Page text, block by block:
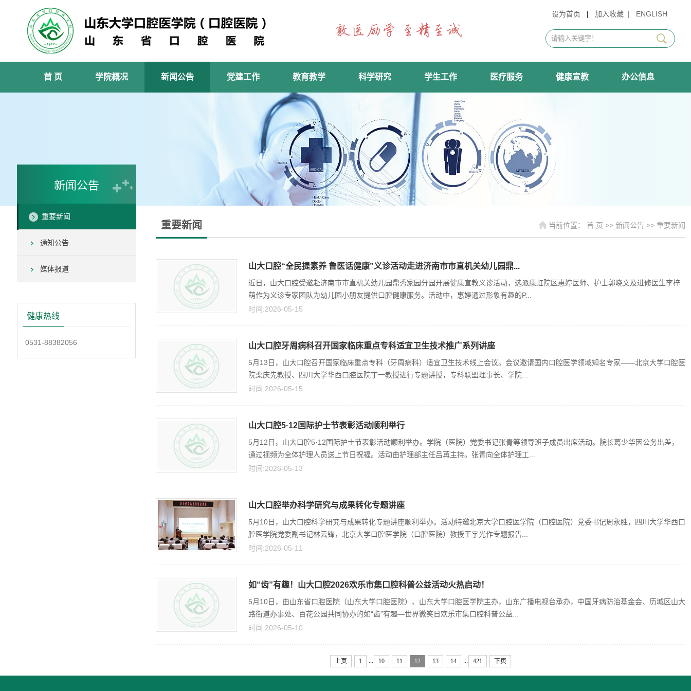
设为首页 | 加入收藏 | ENGLISH
首 页 学院概况 新闻公告 党建工作 教育教学 科学研究 学生工作 医疗服务 健康宣教 办公信息
新闻公告
重要新闻
通知公告
媒体报道
健康热线
0531-88382056
重要新闻 当前位置： 首 页 >> 新闻公告 >> 重要新闻
山大口腔“全民提素养 鲁医话健康”义诊活动走进济南市市直机关幼儿园鼎...
近日，山大口腔受邀赴济南市市直机关幼儿园鼎秀家园分园开展健康宣教义诊活动，选派康虹院区惠婷医师、护士郭晓文及进修医生李梓
萌作为义诊专家团队为幼儿园小朋友提供口腔健康服务。活动中，惠婷通过形象有趣的P...
时间:2026-05-15
山大口腔牙周病科召开国家临床重点专科适宜卫生技术推广系列讲座
5月13日，山大口腔召开国家临床重点专科（牙周病科）适宜卫生技术线上会议。会议邀请国内口腔医学领域知名专家——北京大学口腔医
院栾庆先教授、四川大学华西口腔医院丁一教授进行专题讲授，专科联盟理事长、学院...
时间:2026-05-15
山大口腔5·12国际护士节表彰活动顺利举行
5月12日，山大口腔5·12国际护士节表彰活动顺利举办。学院（医院）党委书记张青等领导班子成员出席活动。院长葛少华因公务出差，
通过视频为全体护理人员送上节日祝福。活动由护理部主任吕苒主持。张青向全体护理工...
时间:2026-05-13
山大口腔举办科学研究与成果转化专题讲座
5月10日，山大口腔科学研究与成果转化专题讲座顺利举办。活动特邀北京大学口腔医学院（口腔医院）党委书记周永胜，四川大学华西口
腔医学院党委副书记林云锋，北京大学口腔医学院（口腔医院）教授王宇光作专题报告...
时间:2026-05-11
如“齿”有趣！山大口腔2026欢乐市集口腔科普公益活动火热启动！
5月10日，由山东省口腔医院（山东大学口腔医院）、山东大学口腔医学院主办，山东广播电视台承办，中国牙病防治基金会、历城区山大
路街道办事处、百花公园共同协办的如“齿”有趣—世界微笑日欢乐市集口腔科普公益...
时间:2026-05-10
上页 1 10 11 12 13 14 421 下页